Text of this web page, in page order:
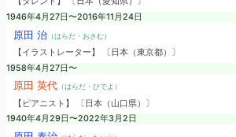
1946年4月27日〜2016年11月24日
原田 治（はらだ・おさむ）
【イラストレーター】 〔日本（東京都）〕
1958年4月27日〜
原田 英代（はらだ・ひでよ）
【ピアニスト】 〔日本（山口県）〕
1940年4月29日〜2022年3月2日